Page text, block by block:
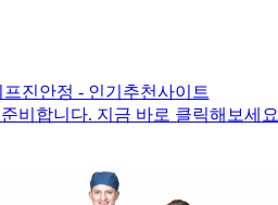
진안정 - 인기추천사이트
비합니다. 지금 바로 클릭해보세요